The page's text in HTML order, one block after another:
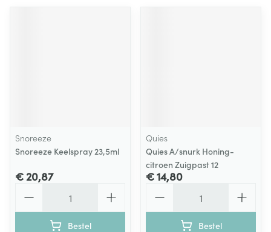
Snoreeze
Snoreeze Keelspray 23,5ml
€ 20,87
Bestel
Quies
Quies A/snurk Honing-
citroen Zuigpast 12
€ 14,80
Bestel